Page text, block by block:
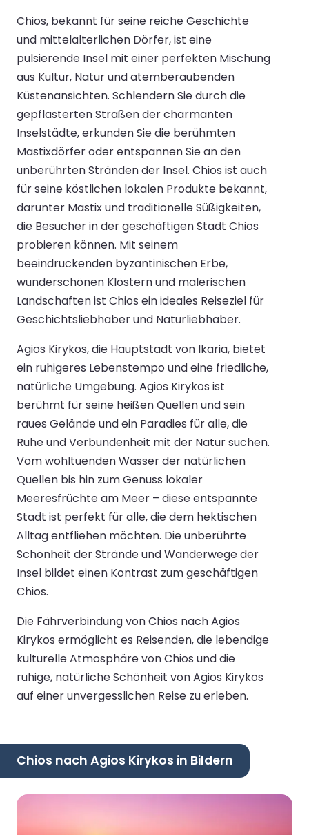
Chios, bekannt für seine reiche Geschichte
und mittelalterlichen Dörfer, ist eine
pulsierende Insel mit einer perfekten Mischung
aus Kultur, Natur und atemberaubenden
Küstenansichten. Schlendern Sie durch die
gepflasterten Straßen der charmanten
Inselstädte, erkunden Sie die berühmten
Mastixdörfer oder entspannen Sie an den
unberührten Stränden der Insel. Chios ist auch
für seine köstlichen lokalen Produkte bekannt,
darunter Mastix und traditionelle Süßigkeiten,
die Besucher in der geschäftigen Stadt Chios
probieren können. Mit seinem
beeindruckenden byzantinischen Erbe,
wunderschönen Klöstern und malerischen
Landschaften ist Chios ein ideales Reiseziel für
Geschichtsliebhaber und Naturliebhaber.
Agios Kirykos, die Hauptstadt von Ikaria, bietet
ein ruhigeres Lebenstempo und eine friedliche,
natürliche Umgebung. Agios Kirykos ist
berühmt für seine heißen Quellen und sein
raues Gelände und ein Paradies für alle, die
Ruhe und Verbundenheit mit der Natur suchen.
Vom wohltuenden Wasser der natürlichen
Quellen bis hin zum Genuss lokaler
Meeresfrüchte am Meer – diese entspannte
Stadt ist perfekt für alle, die dem hektischen
Alltag entfliehen möchten. Die unberührte
Schönheit der Strände und Wanderwege der
Insel bildet einen Kontrast zum geschäftigen
Chios.
Die Fährverbindung von Chios nach Agios
Kirykos ermöglicht es Reisenden, die lebendige
kulturelle Atmosphäre von Chios und die
ruhige, natürliche Schönheit von Agios Kirykos
auf einer unvergesslichen Reise zu erleben.
Chios nach Agios Kirykos in Bildern